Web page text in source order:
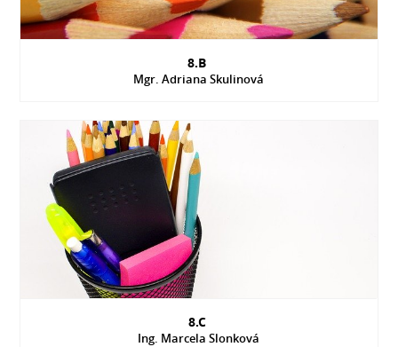
8.B
Mgr. Adriana Skulinová
8.C
Ing. Marcela Slonková